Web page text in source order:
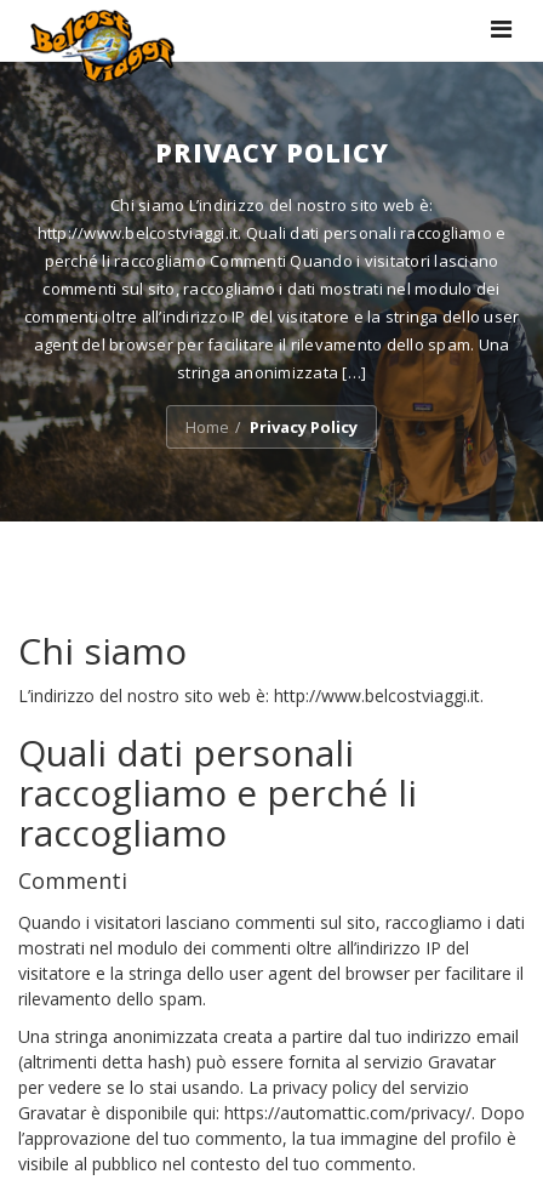
Toggle
PRIVACY POLICY
Chi siamo L’indirizzo del nostro sito web è:
http://www.belcostviaggi.it. Quali dati personali raccogliamo e
perché li raccogliamo Commenti Quando i visitatori lasciano
commenti sul sito, raccogliamo i dati mostrati nel modulo dei
commenti oltre all’indirizzo IP del visitatore e la stringa dello user
agent del browser per facilitare il rilevamento dello spam. Una
stringa anonimizzata […]
Home / Privacy Policy
Chi siamo
L’indirizzo del nostro sito web è: http://www.belcostviaggi.it.
Quali dati personali
raccogliamo e perché li
raccogliamo
Commenti
Quando i visitatori lasciano commenti sul sito, raccogliamo i dati
mostrati nel modulo dei commenti oltre all’indirizzo IP del
visitatore e la stringa dello user agent del browser per facilitare il
rilevamento dello spam.
Una stringa anonimizzata creata a partire dal tuo indirizzo email
(altrimenti detta hash) può essere fornita al servizio Gravatar
per vedere se lo stai usando. La privacy policy del servizio
Gravatar è disponibile qui: https://automattic.com/privacy/. Dopo
l’approvazione del tuo commento, la tua immagine del profilo è
visibile al pubblico nel contesto del tuo commento.